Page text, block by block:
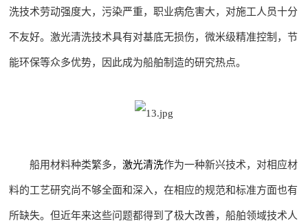
洗技术劳动强度大，污染严重，职业病危害大，对施工人员十分
不友好。激光清洗技术具有对基底无损伤，微米级精准控制，节
能环保等众多优势，因此成为船舶制造的研究热点。
船用材料种类繁多，激光清洗作为一种新兴技术，对相应材
料的工艺研究尚不够全面和深入，在相应的规范和标准方面也有
所缺失。但近年来这些问题都得到了极大改善，船舶领域技术人